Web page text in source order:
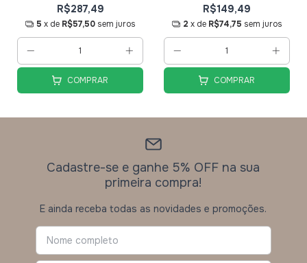
R$287,49
5 x de R$57,50 sem juros
COMPRAR
R$149,49
2 x de R$74,75 sem juros
COMPRAR
Cadastre-se e ganhe 5% OFF na sua
primeira compra!
E ainda receba todas as novidades e promoções.